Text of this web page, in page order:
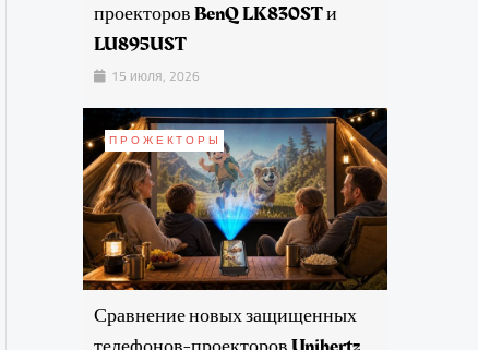
проекторов BenQ LK830ST и
LU895UST
15 июля, 2026
ПРОЖЕКТОРЫ
Сравнение новых защищенных